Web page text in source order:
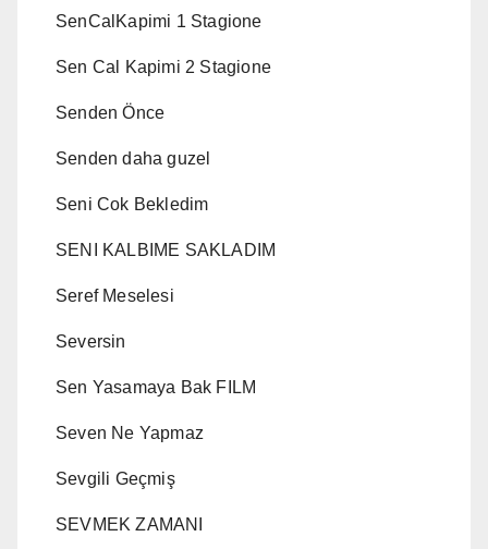
SenCalKapimi 1 Stagione
Sen Cal Kapimi 2 Stagione
Senden Önce
Senden daha guzel
Seni Cok Bekledim
SENI KALBIME SAKLADIM
Seref Meselesi
Seversin
Sen Yasamaya Bak FILM
Seven Ne Yapmaz
Sevgili Geçmiş
SEVMEK ZAMANI